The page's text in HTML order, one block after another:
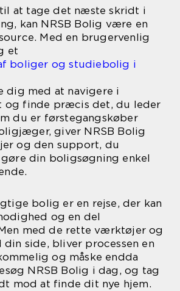
at tage det næste skridt i
kan NRSB Bolig være en
Med en brugervenlig
et
boliger og studiebolig i
dig med at navigere i
og finde præcis det, du leder
du er førstegangskøber
giver NRSB Bolig
og den support, du
din boligsøgning enkel
bolig er en rejse, der kan
og en del
med de rette værktøjer og
din side, bliver processen en
og måske endda
NRSB Bolig i dag, og tag
mod at finde dit nye hjem.